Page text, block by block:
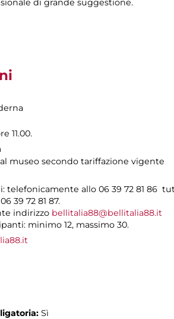
di grande suggestione.
11.00.
museo secondo tariffazione vigente
telefonicamente allo 06 39 72 81 86
39 72 81 87.
indirizzo bellitalia88@bellitalia88.it
minimo 12, massimo 30.
Sì